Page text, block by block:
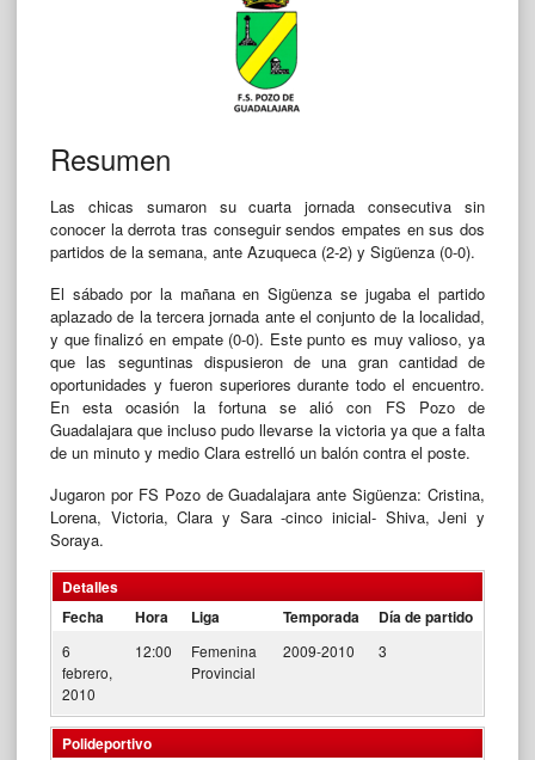
Resumen
Las chicas sumaron su cuarta jornada consecutiva sin
conocer la derrota tras conseguir sendos empates en sus dos
partidos de la semana, ante Azuqueca (2-2) y Sigüenza (0-0).
El sábado por la mañana en Sigüenza se jugaba el partido
aplazado de la tercera jornada ante el conjunto de la localidad,
y que finalizó en empate (0-0). Este punto es muy valioso, ya
que las seguntinas dispusieron de una gran cantidad de
oportunidades y fueron superiores durante todo el encuentro.
En esta ocasión la fortuna se alió con FS Pozo de
Guadalajara que incluso pudo llevarse la victoria ya que a falta
de un minuto y medio Clara estrelló un balón contra el poste.
Jugaron por FS Pozo de Guadalajara ante Sigüenza: Cristina,
Lorena, Victoria, Clara y Sara -cinco inicial- Shiva, Jeni y
Soraya.
Detalles
Fecha
Hora Liga Temporada Día de partido
6
febrero,
2010
12:00
Femenina
Provincial
2009-2010 3
Polideportivo